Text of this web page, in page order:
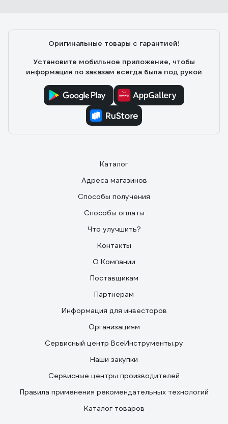
Оригинальные товары с гарантией!
Установите мобильное приложение, чтобы
информация по заказам всегда была под рукой
Каталог
Адреса магазинов
Способы получения
Способы оплаты
Что улучшить?
Контакты
О Компании
Поставщикам
Партнерам
Информация для инвесторов
Организациям
Сервисный центр ВсеИнструменты.ру
Наши закупки
Сервисные центры производителей
Правила применения рекомендательных технологий
Каталог товаров